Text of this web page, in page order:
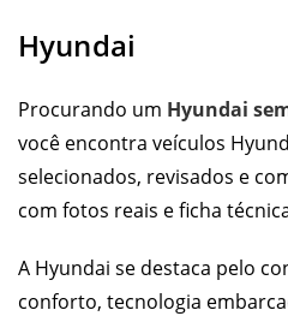
Hyundai
Procurando um Hyundai
você encontra veículos
selecionados, revisados e
com fotos reais e ficha
A Hyundai se destaca pelo
conforto, tecnologia